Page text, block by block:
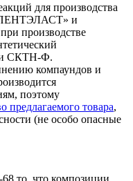
для производства
и
производстве
и СКТН-Ф.
компаундов и
поэтому
предлагаемого товара,
(не особо опасные
то, что композиции,